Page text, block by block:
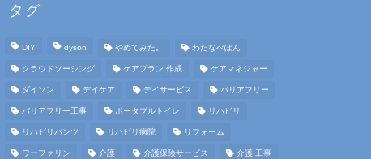
タグ
DIY dyson やめてみた。 わたなべぽん
クラウドソーシング ケアプラン 作成 ケアマネジャー
ダイソン デイケア デイサービス バリアフリー
バリアフリー工事 ポータブルトイレ リハビリ
リハビリパンツ リハビリ病院 リフォーム
ワーファリン 介護 介護保険サービス 介護 工事